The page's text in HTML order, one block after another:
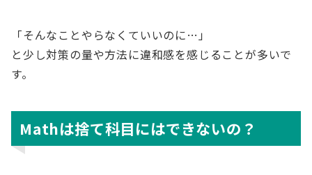
「そんなことやらなくていいのに…」
と少し対策の量や方法に違和感を感じることが多いで
す。
Mathは捨て科目にはできないの？